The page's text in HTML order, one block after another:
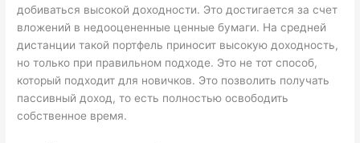
добиваться высокой доходности. Это достигается за счет
вложений в недооцененные ценные бумаги. На средней
дистанции такой портфель приносит высокую доходность,
но только при правильном подходе. Это не тот способ,
который подходит для новичков. Это позволить получать
пассивный доход, то есть полностью освободить
собственное время.